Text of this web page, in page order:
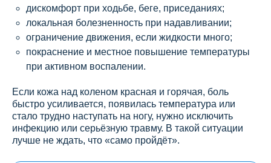
дискомфорт при ходьбе, беге, приседаниях;
локальная болезненность при надавливании;
ограничение движения, если жидкости много;
покраснение и местное повышение температуры
при активном воспалении.
Если кожа над коленом красная и горячая, боль
быстро усиливается, появилась температура или
стало трудно наступать на ногу, нужно исключить
инфекцию или серьёзную травму. В такой ситуации
лучше не ждать, что «само пройдёт».